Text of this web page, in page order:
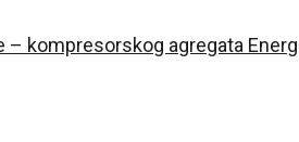
kompresorskog agregata